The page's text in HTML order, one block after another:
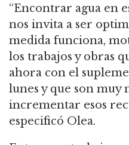
“Encontrar agua en
nos invita a ser
medida funciona,
los trabajos y obras
ahora con el
lunes y que son muy
incrementar esos
especificó Olea.